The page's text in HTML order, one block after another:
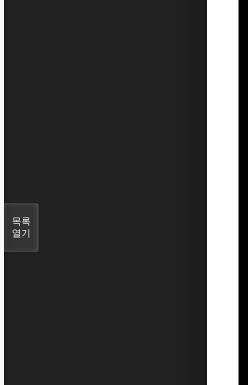
목록
열기